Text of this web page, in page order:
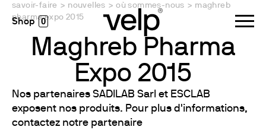
0
savoir-faire > nouvelles > où sommes-nous > maghreb
pharma expo 2015
Maghreb Pharma
Expo 2015
Nos partenaires SADILAB Sarl et ESCLAB
exposent nos produits. Pour plus d'informations,
contactez notre partenaire